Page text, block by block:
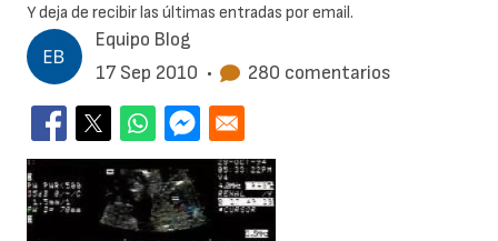
Equipo Blog
17 Sep 2010 • 280 comentarios
Y deja de recibir las últimas entradas por email.